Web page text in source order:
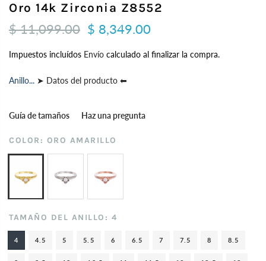
Oro 14k Zirconia Z8552
$ 11,099.00 $ 8,349.00
Impuestos incluídos Envío calculado al finalizar la compra.
Anillo... ➤ Datos del producto ⬅
Guía de tamaños Haz una pregunta
COLOR: ORO AMARILLO
TAMAÑO DEL ANILLO: 4
4 4.5 5 5.5 6 6.5 7 7.5 8 8.5